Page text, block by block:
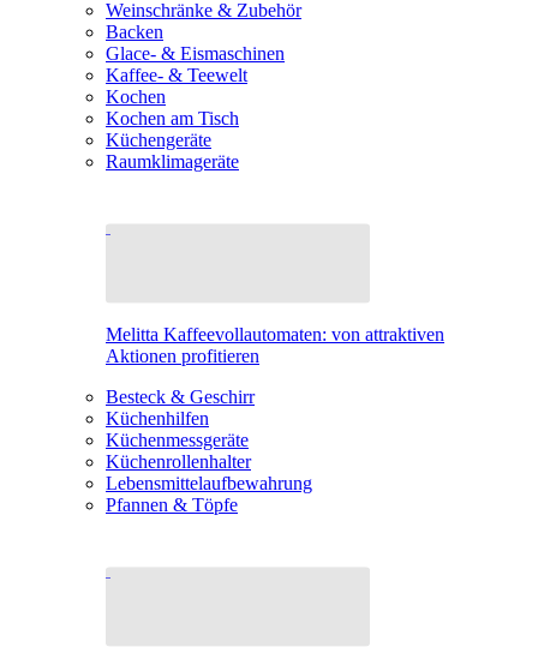
Weinschränke & Zubehör
Backen
Glace- & Eismaschinen
Kaffee- & Teewelt
Kochen
Kochen am Tisch
Küchengeräte
Raumklimageräte
Melitta Kaffeevollautomaten: von attraktiven
Aktionen profitieren
Besteck & Geschirr
Küchenhilfen
Küchenmessgeräte
Küchenrollenhalter
Lebensmittelaufbewahrung
Pfannen & Töpfe